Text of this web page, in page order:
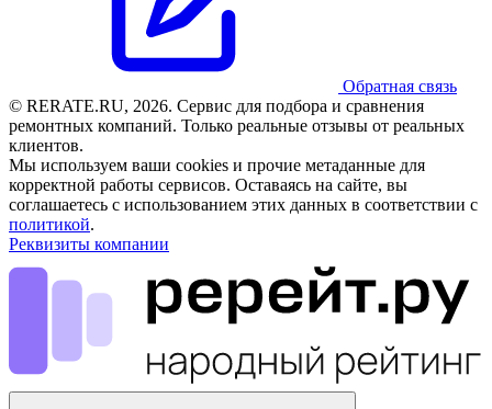
Обратная связь
© RERATE.RU, 2026. Сервис для подбора и сравнения
ремонтных компаний. Только реальные отзывы от реальных
клиентов.
Мы используем ваши cookies и прочие метаданные для
корректной работы сервисов. Оставаясь на сайте, вы
соглашаетесь с использованием этих данных в соответствии с
политикой.
Реквизиты компании